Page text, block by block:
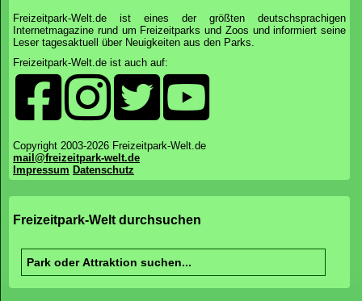
Freizeitpark-Welt.de ist eines der größten deutschsprachigen
Internetmagazine rund um Freizeitparks und Zoos und informiert seine
Leser tagesaktuell über Neuigkeiten aus den Parks.
Freizeitpark-Welt.de ist auch auf:
Copyright 2003-2026 Freizeitpark-Welt.de
mail@freizeitpark-welt.de
Impressum Datenschutz
Freizeitpark-Welt durchsuchen